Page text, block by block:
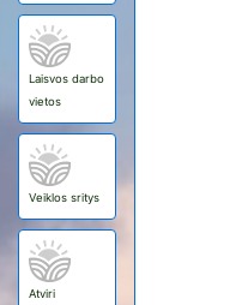
Laisvos darbo
vietos
Veiklos sritys
Atviri